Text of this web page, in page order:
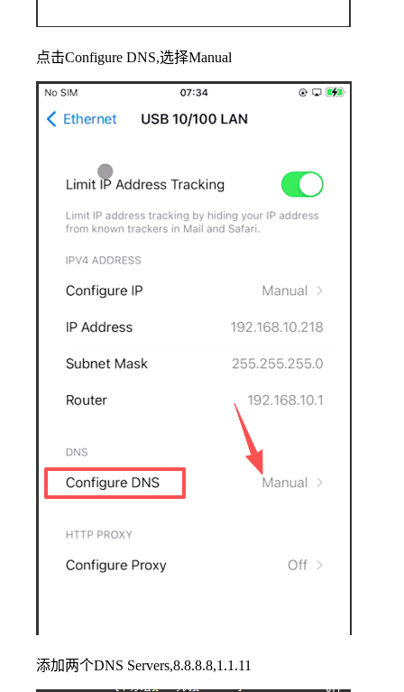
点击Configure DNS,选择Manual
添加两个DNS Servers,8.8.8.8,1.1.11